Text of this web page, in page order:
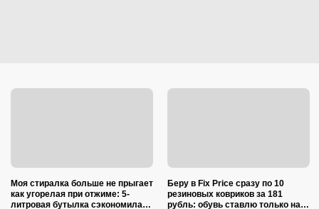
Моя стиралка больше не прыгает
как угорелая при отжиме: 5-
литровая бутылка сэкономила
Беру в Fix Price сразу по 10
резиновых ковриков за 181
рубль: обувь ставлю только на